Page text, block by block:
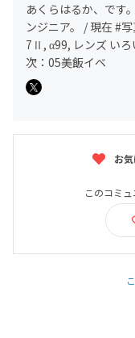
あくらはるか、です
ンジニア。 / 現在 #
7Ⅱ, α99, レンズ い
次：05美飯イベ
お
このコミュ